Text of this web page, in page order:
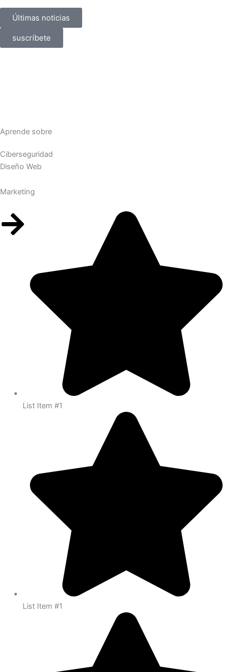
Últimas noticias
suscríbete
Aprende sobre
Ciberseguridad
Diseño Web
Marketing
List Item #1
List Item #1